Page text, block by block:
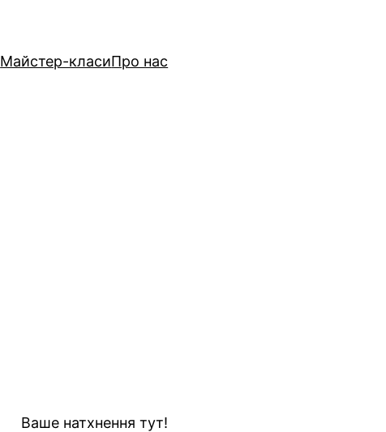
Майстер-класиПро нас
Ваше натхнення тут!